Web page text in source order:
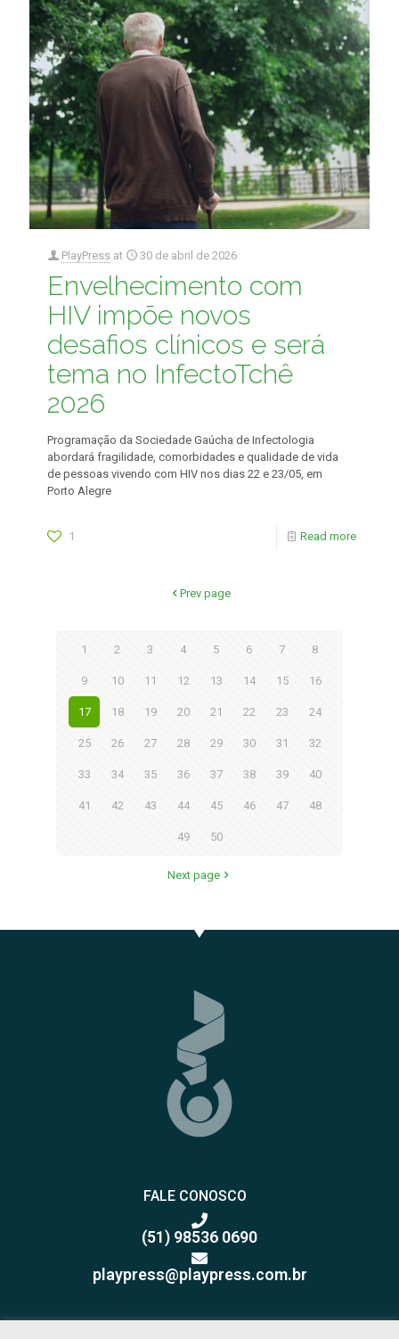
PlayPress at 30 de abril de 2026
Envelhecimento com
HIV impõe novos
desafios clínicos e será
tema no InfectoTchê
2026
Programação da Sociedade Gaúcha de Infectologia
abordará fragilidade, comorbidades e qualidade de vida
de pessoas vivendo com HIV nos dias 22 e 23/05, em
Porto Alegre
1 Read more
Prev page
1 2 3 4 5 6 7 8
9 10 11 12 13 14 15 16
17 18 19 20 21 22 23 24
25 26 27 28 29 30 31 32
33 34 35 36 37 38 39 40
41 42 43 44 45 46 47 48
49 50
Next page
FALE CONOSCO
(51) 98536 0690
playpress@playpress.com.br